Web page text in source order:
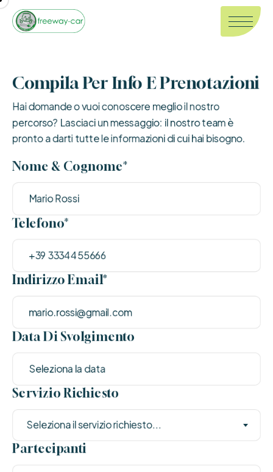
Compila Per Info E Prenotazioni
Hai domande o vuoi conoscere meglio il nostro
percorso? Lasciaci un messaggio: il nostro team è
pronto a darti tutte le informazioni di cui hai bisogno.
Nome & Cognome*
Telefono*
Indirizzo Email*
Data Di Svolgimento
Servizio Richiesto
Seleziona il servizio richiesto...
Partecipanti